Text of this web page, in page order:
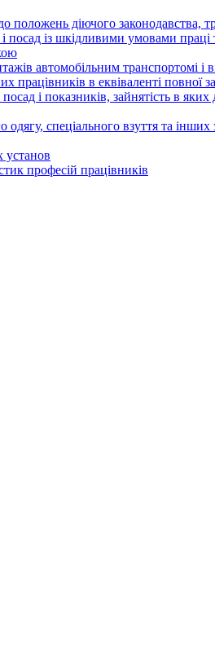
положень діючого законодавства,
посад із шкідливими умовами
автомобільним транспортомі і
працівників в еквіваленті повної
і показників, зайнятість в
спеціального взуття та інших
установ
професій працівників